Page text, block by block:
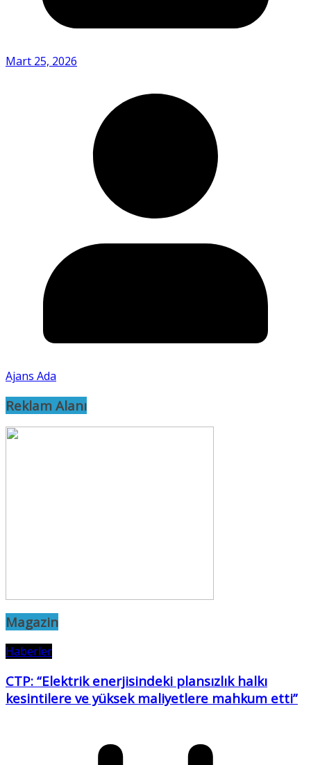
Mart 25, 2026
Ajans Ada
Reklam Alanı
Magazin
Haberler
CTP: “Elektrik enerjisindeki plansızlık halkı
kesintilere ve yüksek maliyetlere mahkum etti”